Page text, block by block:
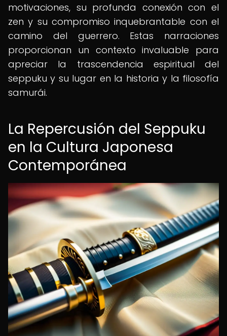
motivaciones, su profunda conexión con el
zen y su compromiso inquebrantable con el
camino del guerrero. Estas narraciones
proporcionan un contexto invaluable para
apreciar la trascendencia espiritual del
seppuku y su lugar en la historia y la filosofía
samurái.
La Repercusión del Seppuku
en la Cultura Japonesa
Contemporánea